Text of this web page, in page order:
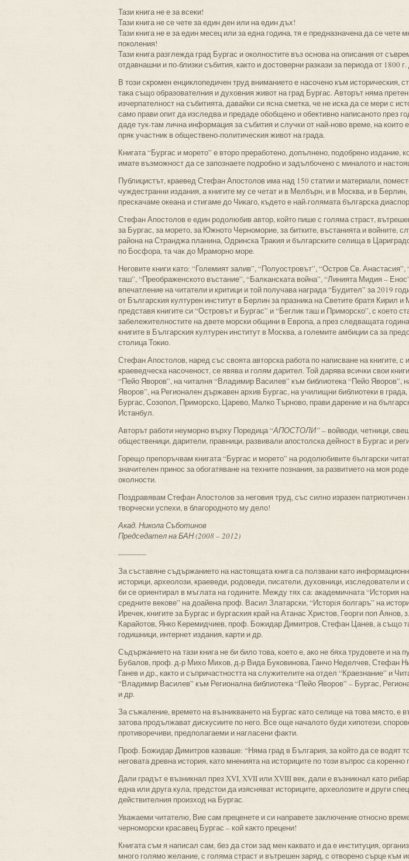
Тази книга не е за всеки!
Тази книга не се чете за един ден или на един дъх!
Тази книга не е за един месец или за една година, тя е предназначена да се чете
поколения!
Тази книга разглежда град Бургас и околностите въз основа на описания от
отдавнашни и по-близки събития, както и достоверни разкази за периода от 1800
В този скромен енциклопедичен труд вниманието е насочено към историческия,
така също образователния и духовния живот на град Бургас. Авторът няма
изчерпателност на събитията, давайки си ясна сметка, че не иска да се мери с
само прави опит да изследва и предаде обобщено и обективно написаното през
даде тук-там лична информация за събития и случки от най-ново време, на които
пряк участник в обществено-политическия живот на града.
Книгата “Бургас и морето” е второ преработено, допълнено, подобрено издание,
имате възможност да се запознаете подробно и задълбочено с миналото и
Публицистът, краевед Стефан Апостолов има над 150 статии и материали,
чуждестранни издания, а книгите му се четат и в Мелбърн, и в Москва, и в
прескачаме океана и стигаме до Чикаго, където е най-голя­ма­та българска
Стефан Апостолов е един родолюбив автор, който пише с голяма страст,
за Бургас, за морето, за Южното Черноморие, за битките, въстанията и войните,
района на Странджа планина, Одринска Тракия и българските селища в
по Босфора, та чак до Мраморно море.
Неговите книги като: “Големият залив”, “Полуостровът”, “Остров Св.
таш”, “Преображенското въстание”, “Балканската война”, “Линията Мидия –
впечатление на читатели и критици и той получава награда “Будител” за 2019
от Българския културен институт в Берлин за празника на Светите братя Кирил
представя книгите си “Островът и Бургас” и “Беглик таш и Приморско”, с което
забележителностите на двете морски общини в Европа, а през следващата
книгите в Българския културен институт в Москва, а големите амбиции са за
столица Токио.
Стефан Апостолов, наред със своята авторска работа по написване на книгите, с
краеведческа насоченост, се явява и голям дарител. Той дарява всички свои
“Пейо Яворов”, на читалня “Владимир Василев” към библиотека “Пейо Яворов”,
Яворов”, на Регионален държавен архив Бургас, на училищни библиотеки в
Бургас, Созопол, Приморско, Царево, Малко Търново, прави дарение и на
Истанбул.
Авторът работи неуморно върху Поредица “АПОСТОЛИ”– войводи, четници,
общественици, дарители, правници, развивали апостолска дейност в Бургас и
Горещо препоръчвам книгата “Бургас и морето” на родолюбивите български
значителен принос за обогатяване на техните познания, за развитието на моя
околности.
Поздравявам Стефан Апостолов за неговия труд, със силно изразен
творчески успехи, в благородното му дело!
Акад. Никола Съботинов
Председател на БАН (2008 – 2012)
------------
За съставяне съдържанието на настоящата книга са ползвани като
историци, археолози, краеведи, родоведи, писатели, духовници, изследователи и
би се ориентирал в мъглата на годините. Между тях са: академичната “История
средните векове” на доайена проф. Васил Златарски, “Исторiя болгаръ” на
Иречек, книгите за Бургас и бургаския край на Атанас Христов, Георги поп Аянов,
Карайотов, Янко Керемидчиев, проф. Божидар Димитров, Стефан Цанев, а също
годишници, интернет издания, карти и др.
Съдържанието на тази книга не би било това, което е, ако не бяха трудовете и на
Бубалов, проф. д-р Михо Михов, д-р Вида Буковинова, Ганчо Неделчев, Стефан
Ганев и др., както и съпричастността на служителите на отдел “Краезнание” и
“Владимир Василев” към Регионална библиотека “Пейо Яворов” – Бургас,
и др.
За съжаление, времето на възникването на Бургас като селище на това място, е
затова продължават дискусиите по него. Все още началото буди хипотези,
противоречиви, предполагаеми и нагласени факти.
Проф. Божидар Димитров казваше: “Няма град в България, за който да се водят
неговата древна история, като мненията на историците по този въпрос са
Дали градът е възникнал през XVI, XVII или XVIII век, дали е възникнал като
една или друга кула, предстои да изясняват историците, археолозите и други
действителния произход на Бургас.
Уважаеми читателю, Вие сам преценете и си направете заключение относно
черноморски красавец Бургас – кой както прецени!
Книгата съм я написал сам, без да стои зад мен каквато и да е институция,
много голямо желание, с голяма страст и вътрешен заряд, с отворено сърце към